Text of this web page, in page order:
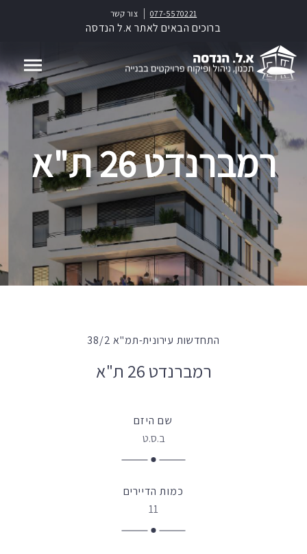
צור קשר 077-5570221
ברוכים הבאים לאתר א.ל הנדסה
רמברנדט 26 ת"א
התחדשות עירונית-תמ"א 38/2
רמברנדט 26 ת"א
שם היזם
ב.ס.ט
כמות הדיירים
11